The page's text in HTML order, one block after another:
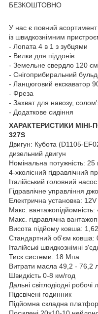
БЕЗКОШТОВНО
У нас є повний асортимент
із швидкознімним
- Лопата 4 в 1 з зубцями
- Вилки для піддонів
- Земельне свердло 120
- Снігоприбиральний
- Ланцюговий екскаватор
- Фреза
- Захват для навозу,
- Додаткове сидіння
ХАРАКТЕРИСТИКИ МІНІ-
327S
Двигун: Кубота (D1105-
дизельний двигун
Номінальна потужність:
4-хколісний гідравлічний
Італійський головний
Гідравлічне управління
Електрична установка:
Макс. вантажопідйомність:
Макс. гідравлічна
Висота підйому ковша:
Стандартний об'єм ковша:
Італійські швидкознімні
Тиск системи: 18 Мпа
Витрати масла 49,2 - 76,2
Швидкість 0-8 км/год
Дальні світлодіодні робочі
Підсвічені годинник
Підйомна складна